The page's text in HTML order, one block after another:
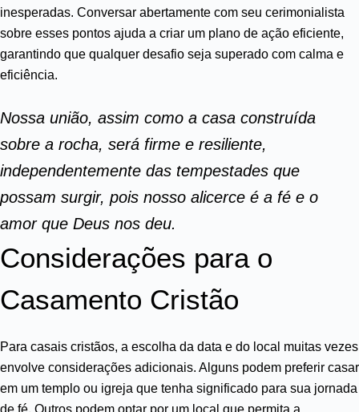
inesperadas. Conversar abertamente com seu cerimonialista
sobre esses pontos ajuda a criar um plano de ação eficiente,
garantindo que qualquer desafio seja superado com calma e
eficiência.
Nossa união, assim como a casa construída
sobre a rocha, será firme e resiliente,
independentemente das tempestades que
possam surgir, pois nosso alicerce é a fé e o
amor que Deus nos deu.
Considerações para o
Casamento Cristão
Para casais cristãos, a escolha da data e do local muitas vezes
envolve considerações adicionais. Alguns podem preferir casar
em um templo ou igreja que tenha significado para sua jornada